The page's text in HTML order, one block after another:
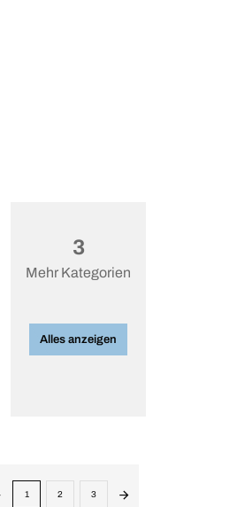
3
Mehr Kategorien
Alles anzeigen
1 2 3